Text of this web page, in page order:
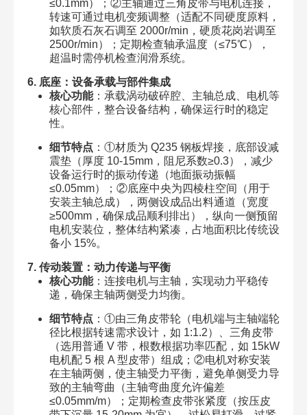
≤0.1mm）；②主轴通过三角皮带与电机连接，
转速可通过电机变频调整（适配不同硬度原料，
如软质石灰石调至 2000r/min，硬质花岗岩调至
2500r/min）；定期检查轴承温度（≤75℃），
超温时需停机检查润滑系统。
6. 底座：设备承载与部件集成
核心功能：承载涡动破碎腔、主轴总成、电机等
核心部件，整合设备结构，确保运行时的稳定
性。
细节特点 ：①材质为 Q235 钢板焊接，底部设减
震垫（厚度 10-15mm，阻尼系数≥0.3），减少
设备运行时的振动传递（地面振动振幅
≤0.05mm）；②底座中央为四棱柱空间（用于
安装主轴总成），两侧设成品出料通道（宽度
≥500mm，确保成品顺利排出），纵向一侧预留
电机安装位，整体结构紧凑，占地面积比传统设
备小 15%。
7. 传动装置：动力传递与平衡
核心功能：连接电机与主轴，实现动力平稳传
递，确保主轴两侧受力均衡。
细节特点 ：①由三角皮带轮（电机端与主轴端轮
径比根据转速需求设计，如 1:1.2）、三角皮带
（选用普通 V 带，根数根据功率匹配，如 15kW
电机配 5 根 A 型皮带）组成；②电机对称安装
在主轴两侧，使主轴受力平衡，避免单侧受力导
致的主轴弯曲（主轴弯曲度允许偏差
≤0.05mm/m）；定期检查皮带张紧度（按压皮